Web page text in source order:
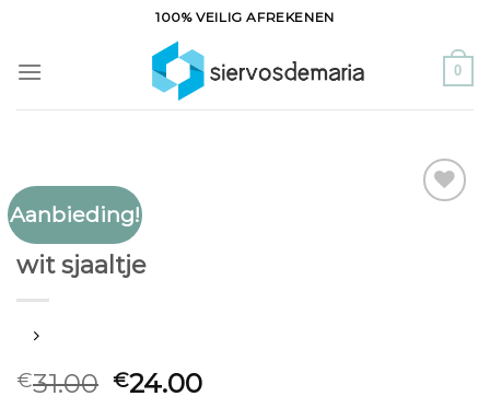
inhoud
100% VEILIG AFREKENEN
0
Aanbieding!
WIT SJAALTJE
wit sjaaltje
€31.00 €24.00